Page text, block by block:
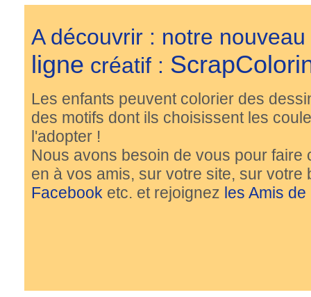
A découvrir : notre
ligne créatif :
Les enfants peuvent colorier des
des motifs dont ils choisissent les
l'adopter !
Nous avons besoin de vous pour
en à vos amis, sur votre site, sur
Facebook etc. et rejoignez les Amis